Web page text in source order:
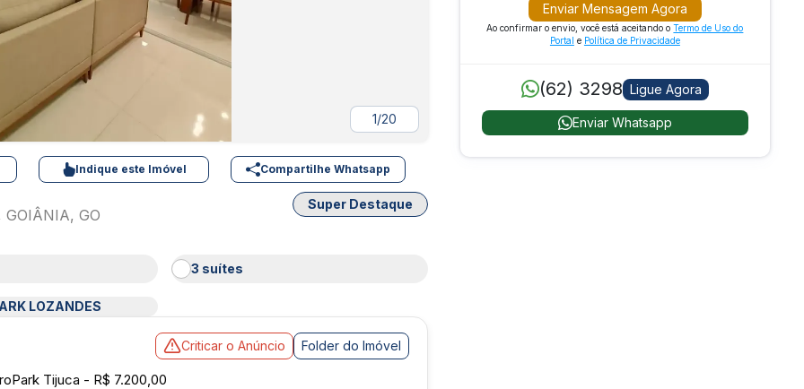
1/20
Indique este Imóvel Compartilhe Whatsapp
GOIÂNIA, GO
Super Destaque
3 suítes
LOZANDES
Criticar o Anúncio Folder do Imóvel
Tijuca - R$ 7.200,00
Enviar Mensagem Agora
Ao confirmar o envio, você está aceitando oTermo de Uso do
Portal e Política de Privacidade
(62) 3298 Ligue Agora
Enviar Whatsapp